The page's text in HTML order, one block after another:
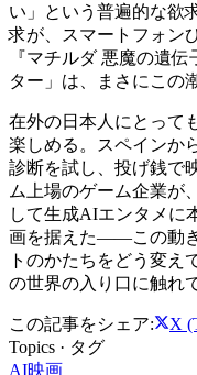
い」という普遍的な欲
求が、スマートフォン
『マチルダ 悪魔の遺
ター」は、まさにこの
在外の日本人にとって
楽しめる。スペインか
診断を試し、投げ銭で
ム上場のゲーム企業が
して生成AIエンタメに
画を据えた――この動
トのかたちをどう変え
の世界の入り口に触れ
この記事をシェア: X
Topics · タグ
AI映画